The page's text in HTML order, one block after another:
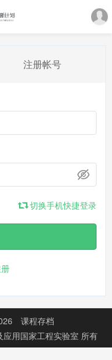
注册帐号
切换手机快捷登录
课程存档
用国家工程实验室 所有